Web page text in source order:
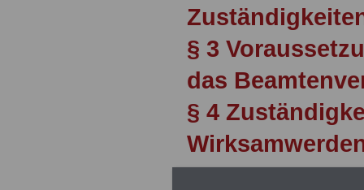
§ 3
das
§ 4
§ 5